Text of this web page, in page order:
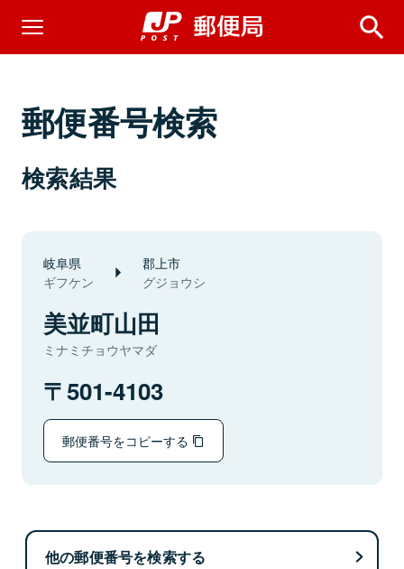
郵便番号検索
検索結果
岐阜県
ギフケン
郡上市
グジョウシ
美並町山田
ミナミチョウヤマダ
501-4103
郵便番号をコピーする
他の郵便番号を検索する